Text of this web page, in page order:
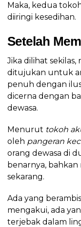
Maka, kedua
diiringi kesedihan.
Setelah
Jika dilihat
ditujukan untuk
penuh dengan
dicerna dengan
dewasa.
Menurut tokoh
oleh pangeran
orang dewasa di
benarnya,
sekarang.
Ada yang
mengakui, ada
terjebak dalam